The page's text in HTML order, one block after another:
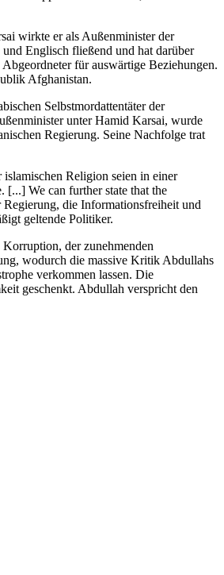
wirkte er als Außenminister der
Englisch fließend und hat darüber
für auswärtige Beziehungen.
Afghanistan.
Selbstmordattentäter der
unter Hamid Karsai, wurde
Regierung. Seine Nachfolge trat
Religion seien in einer
[...] We can further state that the
die Informationsfreiheit und
geltende Politiker.
der zunehmenden
wodurch die massive Kritik Abdullahs
verkommen lassen. Die
geschenkt. Abdullah verspricht den